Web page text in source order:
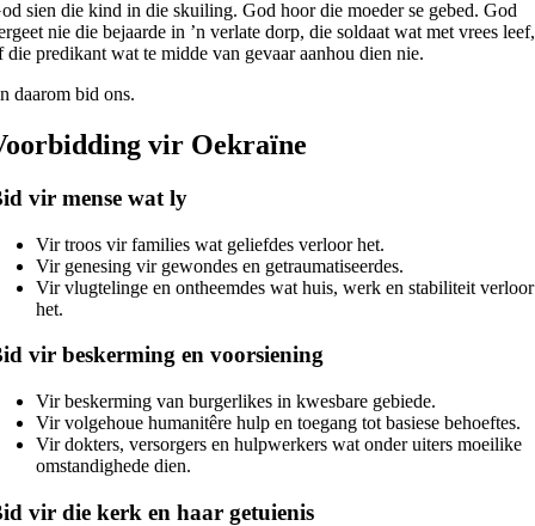
sien die kind in die skuiling. God hoor die moeder se gebed. God
nie die bejaarde in ’n verlate dorp, die soldaat wat met vrees leef,
die predikant wat te midde van gevaar aanhou dien nie.
daarom bid ons.
vir Oekraïne
vir mense wat ly
Vir troos vir families wat geliefdes verloor het.
Vir genesing vir gewondes en getraumatiseerdes.
Vir vlugtelinge en ontheemdes wat huis, werk en stabiliteit verloor
het.
vir beskerming en voorsiening
Vir beskerming van burgerlikes in kwesbare gebiede.
Vir volgehoue humanitêre hulp en toegang tot basiese behoeftes.
Vir dokters, versorgers en hulpwerkers wat onder uiters moeilike
omstandighede dien.
vir die kerk en haar getuienis